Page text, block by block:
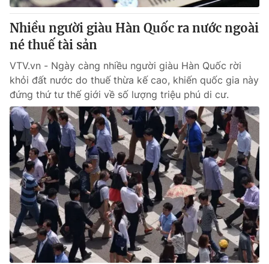
Nhiều người giàu Hàn Quốc ra nước ngoài
né thuế tài sản
VTV.vn - Ngày càng nhiều người giàu Hàn Quốc rời
khỏi đất nước do thuế thừa kế cao, khiến quốc gia này
đứng thứ tư thế giới về số lượng triệu phú di cư.